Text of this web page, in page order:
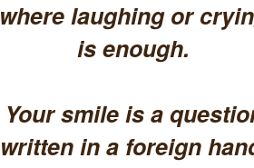
where laughing or
is enough.
Your smile is a
written in a foreign